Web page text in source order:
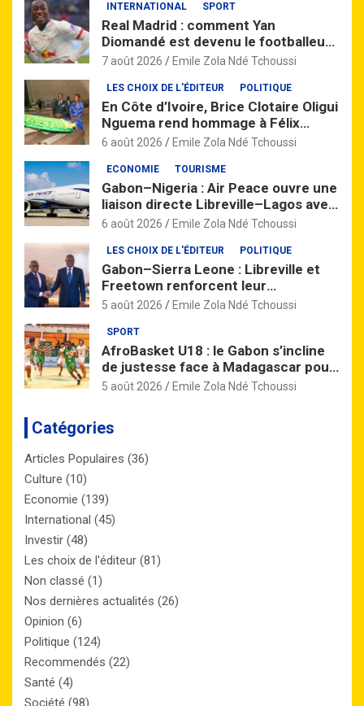
r
c
h
e
r
INTERNATIONAL SPORT
Real Madrid : comment Yan
Diomandé est devenu le footballeur
africain le plus cher de l’histoire
7 août 2026 Emile Zola Ndé Tchoussi
LES CHOIX DE L'ÉDITEUR POLITIQUE
En Côte d’Ivoire, Brice Clotaire Oligui
Nguema rend hommage à Félix
Houphouët-Boigny
6 août 2026 Emile Zola Ndé Tchoussi
ECONOMIE TOURISME
Gabon–Nigeria : Air Peace ouvre une
liaison directe Libreville–Lagos avec
quatre vols par semaine
6 août 2026 Emile Zola Ndé Tchoussi
LES CHOIX DE L'ÉDITEUR POLITIQUE
Gabon–Sierra Leone : Libreville et
Freetown renforcent leur
partenariat à travers un vaste
5 août 2026 Emile Zola Ndé Tchoussi
SPORT
AfroBasket U18 : le Gabon s’incline
de justesse face à Madagascar pour
son entrée en lice
5 août 2026 Emile Zola Ndé Tchoussi
Catégories
Articles Populaires (36)
Culture (10)
Economie (139)
International (45)
Investir (48)
Les choix de l'éditeur (81)
Non classé (1)
Nos dernières actualités (26)
Opinion (6)
Politique (124)
Recommendés (22)
Santé (4)